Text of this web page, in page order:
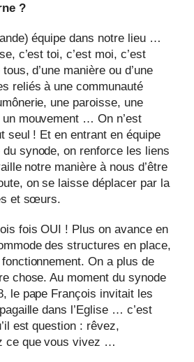
?
équipe dans notre lieu …
c’est toi, c’est moi, c’est
d’une manière ou d’une
reliés à une communauté
une paroisse, une
mouvement … On n’est
seul ! Et en entrant en équipe
synode, on renforce les liens
notre manière à nous d’être
on se laisse déplacer par la
et sœurs.
fois OUI ! Plus on avance en
des structures en place,
On a plus de
chose. Au moment du synode
le pape François invitait les
dans l’Eglise … c’est
est question : rêvez,
ce que vous vivez …